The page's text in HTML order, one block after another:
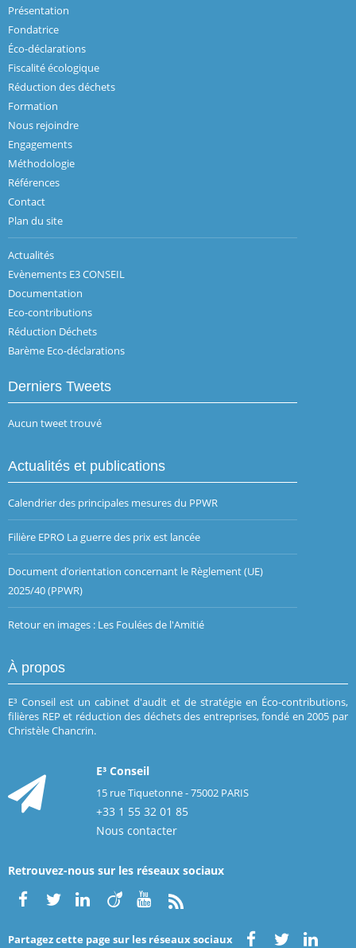
Présentation
Fondatrice
Éco-déclarations
Fiscalité écologique
Réduction des déchets
Formation
Nous rejoindre
Engagements
Méthodologie
Références
Contact
Plan du site
Actualités
Evènements E3 CONSEIL
Documentation
Eco-contributions
Réduction Déchets
Barème Eco-déclarations
Derniers Tweets
Aucun tweet trouvé
Actualités et publications
Calendrier des principales mesures du PPWR
Filière EPRO La guerre des prix est lancée
Document d’orientation concernant le Règlement (UE)
2025/40 (PPWR)
Retour en images : Les Foulées de l'Amitié
À propos
E³ Conseil est un cabinet d'audit et de stratégie en Éco-contributions,
filières REP et réduction des déchets des entreprises, fondé en 2005 par
Christèle Chancrin.
E³ Conseil
15 rue Tiquetonne - 75002 PARIS
+33 1 55 32 01 85
Nous contacter
Retrouvez-nous sur les réseaux sociaux
Partagez cette page sur les réseaux sociaux